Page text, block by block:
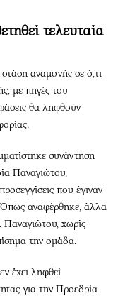
τελευταία
αναμονής σε ό,τι
με πηγές του
θα ληφθούν
συνάντηση
Παναγιώτου,
που έγιναν
Όπως αναφέρθηκε, άλλα
Παναγιώτου, χωρίς
την ομάδα.
έχει ληφθεί
για την Προεδρία